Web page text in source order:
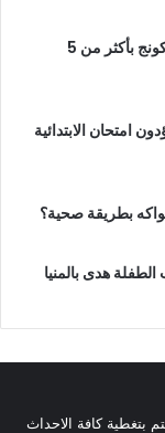
بيع ناطحة سحاب في هونج كونج بأكثر من 5
امتحان الابتدائية
بطريقة صحية؟
هدى بالمنيا
بتغطية كافة الاحداث